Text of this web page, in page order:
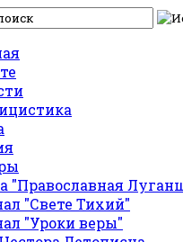
"Православная
"Свете Тихий"
"Уроки веры"